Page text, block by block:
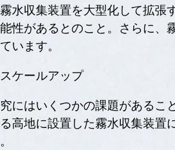
水収集装置を大型化して拡
性があるとのこと。さらに
います。
ケールアップ
にはいくつかの課題がある
高地に設置した霧水収集装置